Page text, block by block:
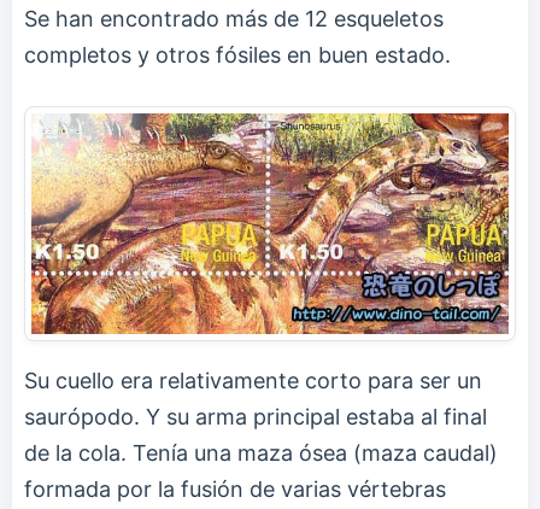
Se han encontrado más de 12 esqueletos
completos y otros fósiles en buen estado.
Su cuello era relativamente corto para ser un
saurópodo. Y su arma principal estaba al final
de la cola. Tenía una maza ósea (maza caudal)
formada por la fusión de varias vértebras